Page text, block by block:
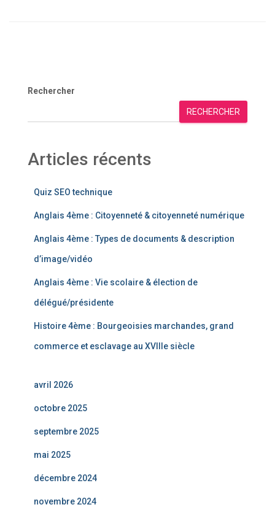
Rechercher
RECHERCHER
Articles récents
Quiz SEO technique
Anglais 4ème : Citoyenneté & citoyenneté numérique
Anglais 4ème : Types de documents & description
d’image/vidéo
Anglais 4ème : Vie scolaire & élection de
délégué/présidente
Histoire 4ème : Bourgeoisies marchandes, grand
commerce et esclavage au XVIIIe siècle
avril 2026
octobre 2025
septembre 2025
mai 2025
décembre 2024
novembre 2024